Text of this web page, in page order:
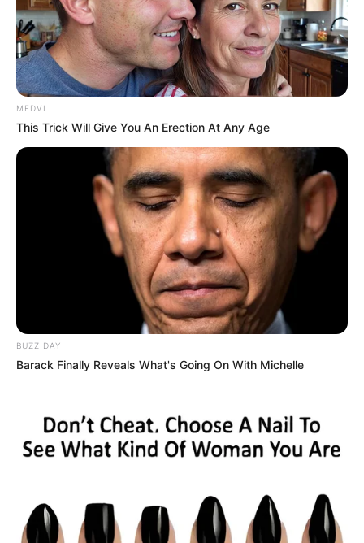
TAGS
ΕΥΒΟΙΑ
ΜΠΑΛΚΟΝΙ ΣΠΙΤΙ ΧΩΡΙΟ
ΤΑΥΤΟΤΗΤΑ ΚΑΙ ΕΠΙΚΟΙΝΩΝΙΑ ΟΡΟΙ ΧΡΗΣΗΣ
© 2025 EVIANEWS του Γιώργου Κουτσελίνη
MEDVI
This Trick Will Give You An Erection At Any Age
BUZZ DAY
Barack Finally Reveals What's Going On With Michelle